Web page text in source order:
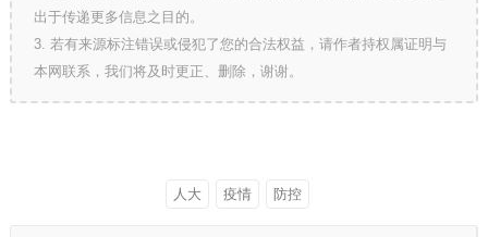
出于传递更多信息之目的。
3. 若有来源标注错误或侵犯了您的合法权益，请作者持权属证明与
本网联系，我们将及时更正、删除，谢谢。
人大 疫情 防控